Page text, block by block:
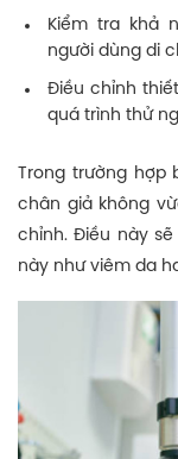
Kiểm tra khả
người dùng di
Điều chỉnh
quá trình thử
Trong trường hợp
chân giả không
chỉnh. Điều này
này như viêm da